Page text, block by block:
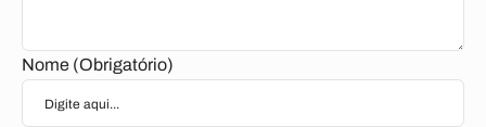
Nome (Obrigatório)